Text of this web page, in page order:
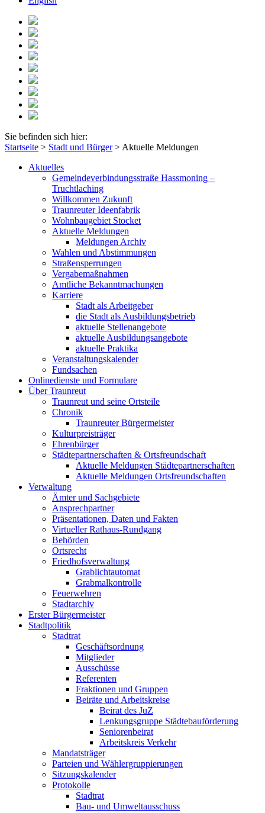
Sie befinden sich hier:
Startseite > Stadt und Bürger> Aktuelle Meldungen
Aktuelles
Gemeindeverbindungsstraße Hassmoning –
Truchtlaching
Willkommen Zukunft
Traunreuter Ideenfabrik
Wohnbaugebiet Stocket
Aktuelle Meldungen
Meldungen Archiv
Wahlen und Abstimmungen
Straßensperrungen
Vergabemaßnahmen
Amtliche Bekanntmachungen
Karriere
Stadt als Arbeitgeber
die Stadt als Ausbildungsbetrieb
aktuelle Stellenangebote
aktuelle Ausbildungsangebote
aktuelle Praktika
Veranstaltungskalender
Fundsachen
Onlinedienste und Formulare
Über Traunreut
Traunreut und seine Ortsteile
Chronik
Traunreuter Bürgermeister
Kulturpreisträger
Ehrenbürger
Städtepartnerschaften & Ortsfreundschaft
Aktuelle Meldungen Städtepartnerschaften
Aktuelle Meldungen Ortsfreundschaften
Verwaltung
Ämter und Sachgebiete
Ansprechpartner
Präsentationen, Daten und Fakten
Virtueller Rathaus-Rundgang
Behörden
Ortsrecht
Friedhofsverwaltung
Grablichtautomat
Grabmalkontrolle
Feuerwehren
Stadtarchiv
Erster Bürgermeister
Stadtpolitik
Stadtrat
Geschäftsordnung
Mitglieder
Ausschüsse
Referenten
Fraktionen und Gruppen
Beiräte und Arbeitskreise
Beirat des JuZ
Lenkungsgruppe Städtebauförderung
Seniorenbeirat
Arbeitskreis Verkehr
Mandatsträger
Parteien und Wählergruppierungen
Sitzungskalender
Protokolle
Stadtrat
Bau- und Umweltausschuss